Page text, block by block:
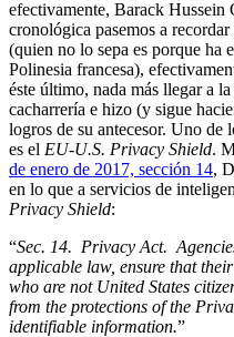
efectivamente, Barack Hussein
cronológica pasemos a
(quien no lo sepa es porque ha
Polinesia francesa),
éste último, nada más llegar a
cacharrería e hizo (y sigue
logros de su antecesor. Uno de
es el EU-U.S. Privacy Shield.
de enero de 2017, sección 14,
en lo que a servicios de
Privacy Shield:
“Sec. 14. Privacy Act.
applicable law, ensure that
who are not United States
from the protections of the
identifiable information.”